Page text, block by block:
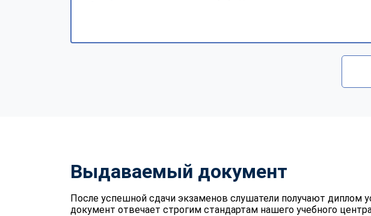
Выдаваемый документ
После успешной сдачи экзаменов слушатели получают диплом
документ отвечает строгим стандартам нашего учебного